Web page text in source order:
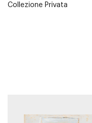
Collezione Privata